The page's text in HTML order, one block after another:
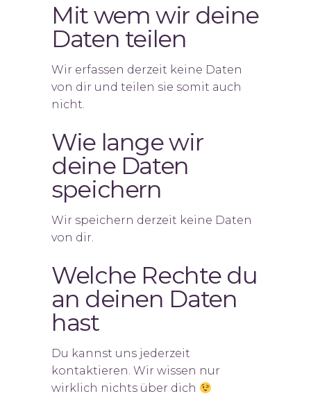
Mit wem wir deine
Daten teilen
Wir erfassen derzeit keine Daten
von dir und teilen sie somit auch
nicht.
Wie lange wir
deine Daten
speichern
Wir speichern derzeit keine Daten
von dir.
Welche Rechte du
an deinen Daten
hast
Du kannst uns jederzeit
kontaktieren. Wir wissen nur
wirklich nichts über dich